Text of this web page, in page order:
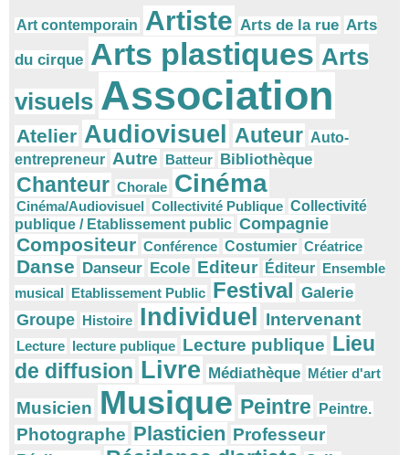
Art contemporain Artiste Arts de la rue Arts
du cirque Arts plastiques Arts
visuels Association
Atelier Audiovisuel Auteur Auto-
entrepreneur Autre Batteur Bibliothèque
Chanteur Chorale Cinéma
Cinéma/Audiovisuel Collectivité Publique Collectivité
publique / Etablissement public Compagnie
Compositeur Conférence Costumier Créatrice
Danse Danseur Ecole Editeur Éditeur Ensemble
musical Etablissement Public Festival Galerie
Groupe Histoire Individuel Intervenant
Lecture lecture publique Lecture publique Lieu
de diffusion Livre Médiathèque Métier d'art
Musicien Musique Peintre Peintre.
Photographe Plasticien Professeur